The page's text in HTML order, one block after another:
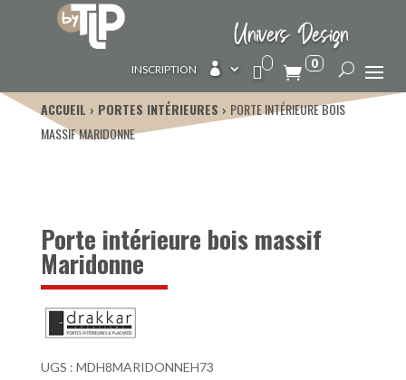
Univers Design
INSCRIPTION  0
ACCUEIL PORTES INTÉRIEURES
PORTE INTÉRIEURE BOIS
MASSIF MARIDONNE
Porte intérieure bois massif
Maridonne
UGS : MDH8MARIDONNEH73